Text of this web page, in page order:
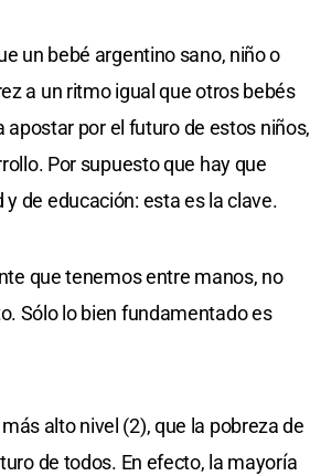
un bebé argentino sano, niño o
a un ritmo igual que otros bebés
por el futuro de estos niños,
Por supuesto que hay que
de educación: esta es la clave.
que tenemos entre manos, no
Sólo lo bien fundamentado es
alto nivel (2), que la pobreza de
de todos. En efecto, la mayoría